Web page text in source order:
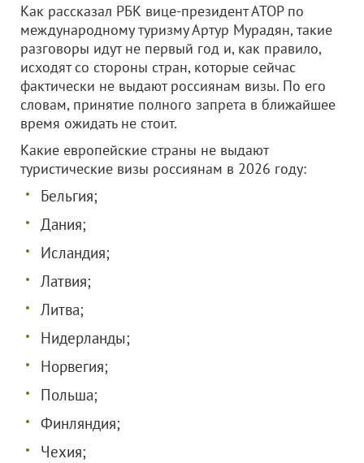
Как рассказал РБК вице-президент АТОР по
международному туризму Артур Мурадян, такие
разговоры идут не первый год и, как правило,
исходят со стороны стран, которые сейчас
фактически не выдают россиянам визы. По его
словам, принятие полного запрета в ближайшее
время ожидать не стоит.
Какие европейские страны не выдают
туристические визы россиянам в 2026 году:
Бельгия;
Дания;
Исландия;
Латвия;
Литва;
Нидерланды;
Норвегия;
Польша;
Финляндия;
Чехия;